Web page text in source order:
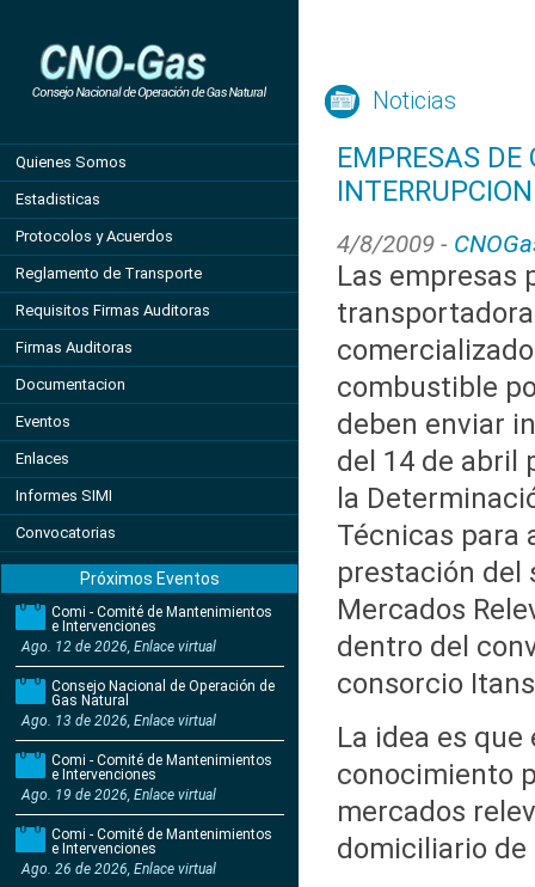
Quienes Somos
Estadisticas
Protocolos y Acuerdos
Reglamento de Transporte
Requisitos Firmas Auditoras
Firmas Auditoras
Documentacion
Eventos
Enlaces
Informes SIMI
Convocatorias
Próximos Eventos
Comi - Comité de Mantenimientos
e Intervenciones
Ago. 12 de 2026, Enlace virtual
Consejo Nacional de Operación de
Gas Natural
Ago. 13 de 2026, Enlace virtual
Comi - Comité de Mantenimientos
e Intervenciones
Ago. 19 de 2026, Enlace virtual
Comi - Comité de Mantenimientos
e Intervenciones
Ago. 26 de 2026, Enlace virtual
Noticias
EMPRESAS
4/8/2009 -
Las empresas
combustible
deben enviar
del 14 de abril
la
Técnicas para
prestación del
Mercados
dentro del
consorcio
La idea es
conocimiento
mercados
domiciliario